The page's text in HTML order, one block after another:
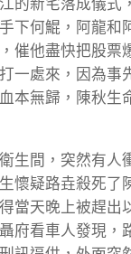
的新宅落成儀式
下何鯤，阿龍和
催他盡快把股票
一處來，因為事
本無歸，陳秋生
生間，突然有人
懷疑路垚殺死了
當天晚上被趕出
府看車人發現，